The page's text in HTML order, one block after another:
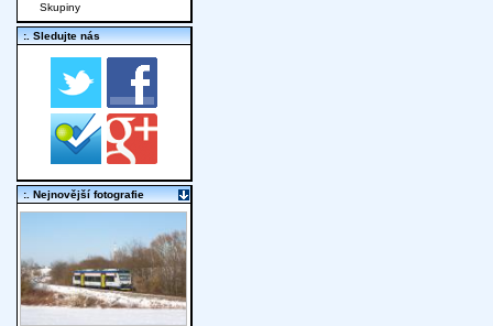
Skupiny
:. Sledujte nás
:. Nejnovější fotografie